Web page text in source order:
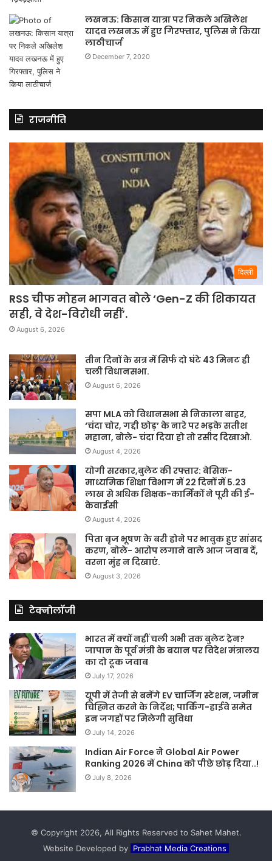
लखनऊ: किसान यात्रा पर निकले अखिलेश
यादव लखनऊ में हुए गिरफ्तार, पुलिस ने किया
लाठीचार्ज
December 7, 2020
राजनीति
दिल्ली
RSS चीफ मोहन भागवत बोले ‘Gen-Z की शिकायत
सही, वे देश-विरोधी नहीं’.
August 6, 2026
तीन दिनों के सत्र में सिर्फ दो घंटे 43 मिनट ही
चली विधानसभा.
August 6, 2026
सपा MLA को विधानसभा से निकाला बाहर,
‘चंदा चोर, गद्दी छोड़’ के नारे पर भड़के सतीश
महाना, बोले- चंदा दिया हो तो रसीद दिखाओ.
August 4, 2026
योगी सरकार,बुलेट की रफ्तार: बेसिक-
माध्यमिक शिक्षा विभाग में 22 दिनों में 5.23
लाख से अधिक शिक्षक-कार्मिकों ने पूरी की ई-
केवाईसी
August 4, 2026
पिता बृज भूषण के बरी होने पर भावुक हुए सांसद
करण, बोले- आरोप लगाने वाले आज जवाब दें,
वरना मुंह न दिखाएं.
August 3, 2026
टेक्नोलॉजी
भारत में क्यों नहीं चली अभी तक बुलेट ट्रेन?
जापान के पूर्व मंत्री के बयान पर विदेश मंत्रालय
का दो टूक जवाब
July 17, 2026
यूपी में तेजी से बनेंगे EV चार्जिंग स्टेशन, जमीन
चिह्नित करने के निर्देश; पार्किंग-हाईवे समेत
इन जगहों पर मिलेगी सुविधा
July 14, 2026
Indian Air Force ने Global Air Power
Ranking 2026 में China को पीछे छोड़ दिया..!
July 8, 2026
© Copyright 2026, All Rights Reserved to Sahet Mahet.
Website Developed by Prabhat Media Creations